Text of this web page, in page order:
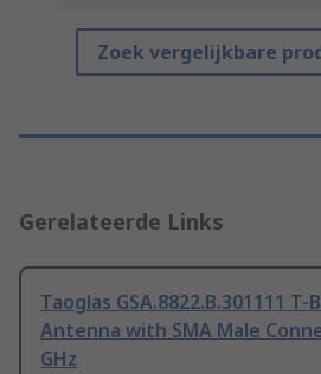
Zoek vergelijkbare
Gerelateerde Links
Taoglas GSA.8822.B.301111
Antenna with SMA Male
GHz